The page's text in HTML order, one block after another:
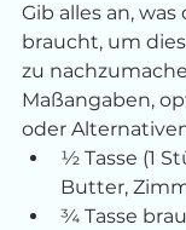
Gib alles an,
braucht, um
zu
Maßangaben,
oder
½ Tasse (1
Butter,
¾ Tasse